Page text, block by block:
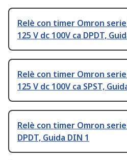
Relè con timer Omron
125 V dc 100V ca DPDT,
Relè con timer Omron
125 V dc 100V ca SPST,
Relè con timer Omron serie
DPDT, Guida DIN 1